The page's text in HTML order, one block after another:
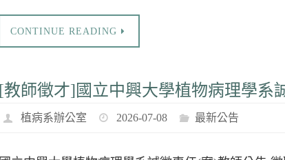
CONTINUE READING
[教師徵才]國立中興大學植物病理學系
植病系辦公室 2026-07-08 最新公告